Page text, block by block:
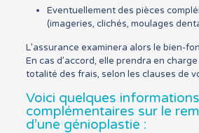
Eventuellement des pièces
(imageries, clichés, moulages
L’assurance examinera alors le bien-
En cas d’accord, elle prendra en
totalité des frais, selon les clauses de
Voici quelques informations
complémentaires sur le
d’une génioplastie :